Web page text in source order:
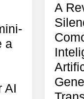
a
AI Horizonte
A